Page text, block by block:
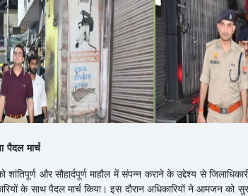
पैदल मार्च
शांतिपूर्ण और सौहार्दपूर्ण माहौल में संपन्न कराने के उद्देश्य से
के साथ पैदल मार्च किया। इस दौरान अधिकारियों ने आमजन को